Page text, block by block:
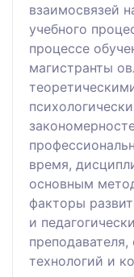
взаимосвязей
учебного
процессе
магистранты
время,
основным
факторы
и
технологий и